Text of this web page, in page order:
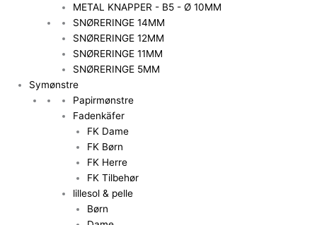
METAL KNAPPER - B5 - Ø 10MM
SNØRERINGE 14MM
SNØRERINGE 12MM
SNØRERINGE 11MM
SNØRERINGE 5MM
Symønstre
Papirmønstre
Fadenkäfer
FK Dame
FK Børn
FK Herre
FK Tilbehør
lillesol & pelle
Børn